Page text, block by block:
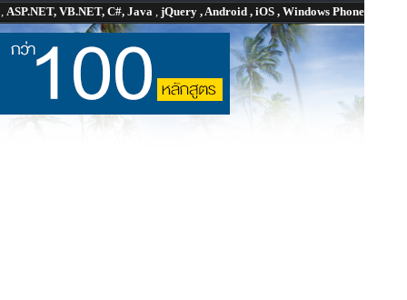
, ASP.NET, VB.NET, C#, Java , jQuery , Android , iOS , Windows Phone